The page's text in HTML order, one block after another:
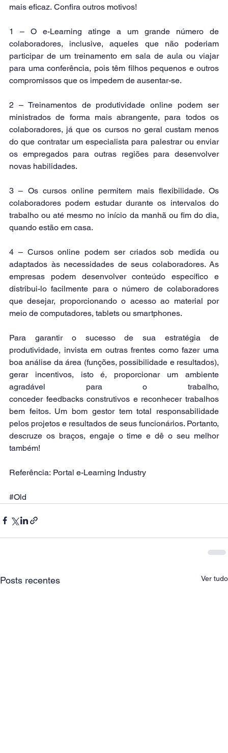
mais eficaz. Confira outros motivos!
1 – O e-Learning atinge a um grande número de
colaboradores, inclusive, aqueles que não poderiam
participar de um treinamento em sala de aula ou viajar
para uma conferência, pois têm filhos pequenos e outros
compromissos que os impedem de ausentar-se.
2 – Treinamentos de produtividade online podem ser
ministrados de forma mais abrangente, para todos os
colaboradores, já que os cursos no geral custam menos
do que contratar um especialista para palestrar ou enviar
os empregados para outras regiões para desenvolver
novas habilidades.
3 – Os cursos online permitem mais flexibilidade. Os
colaboradores podem estudar durante os intervalos do
trabalho ou até mesmo no início da manhã ou fim do dia,
quando estão em casa.
4 – Cursos online podem ser criados sob medida ou
adaptados às necessidades de seus colaboradores. As
empresas podem desenvolver conteúdo específico e
distribui-lo facilmente para o número de colaboradores
que desejar, proporcionando o acesso ao material por
meio de computadores, tablets ou smartphones.
Para garantir o sucesso de sua estratégia de
produtividade, invista em outras frentes como fazer uma
boa análise da área (funções, possibilidade e resultados),
gerar incentivos, isto é, proporcionar um ambiente
agradável para o trabalho,
conceder feedbacks construtivos e reconhecer trabalhos
bem feitos. Um bom gestor tem total responsabilidade
pelos projetos e resultados de seus funcionários. Portanto,
descruze os braços, engaje o time e dê o seu melhor
também!
Referência: Portal e-Learning Industry
#Old
Posts recentes Ver tudo